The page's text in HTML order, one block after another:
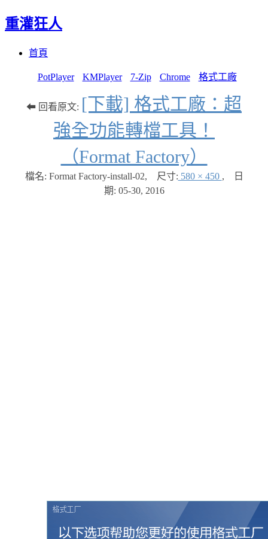
重灌狂人
首頁
PotPlayer KMPlayer 7-Zip Chrome 格式工廠
⬅ 回看原文: [下載] 格式工廠：超
強全功能轉檔工具！
（Format Factory）
檔名: Format Factory-install-02, 尺寸: 580 × 450 ,
日
期: 05-30, 2016